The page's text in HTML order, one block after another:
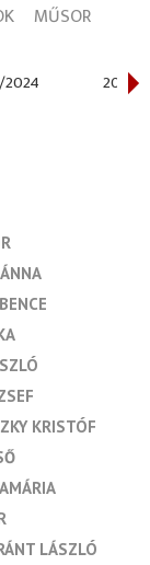
MŰSOR
2022/
KRISTÓF
LÁSZLÓ